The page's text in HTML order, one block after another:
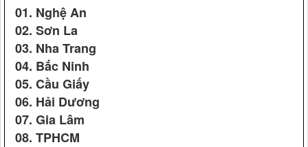
Vệ sỹ Võ Đường Ngọc Hòa bảo vệ Đ/c phó chủ tịch nước
Cúp vàng chất lượng hội nhập
01. Nghệ An
02. Sơn La
03. Nha Trang
04. Bắc Ninh
05. Cầu Giấy
06. Hải Dương
07. Gia Lâm
08. TPHCM